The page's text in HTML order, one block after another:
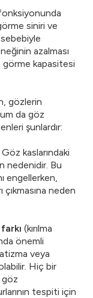
siniri ve
azalması
görme kapasitesi
gözlerin
da göz
şunlardır:
kaslarındaki
nedenidir. Bu
engellerken,
neden
(kırılma
önemli
veya
Hiç bir
tespiti için